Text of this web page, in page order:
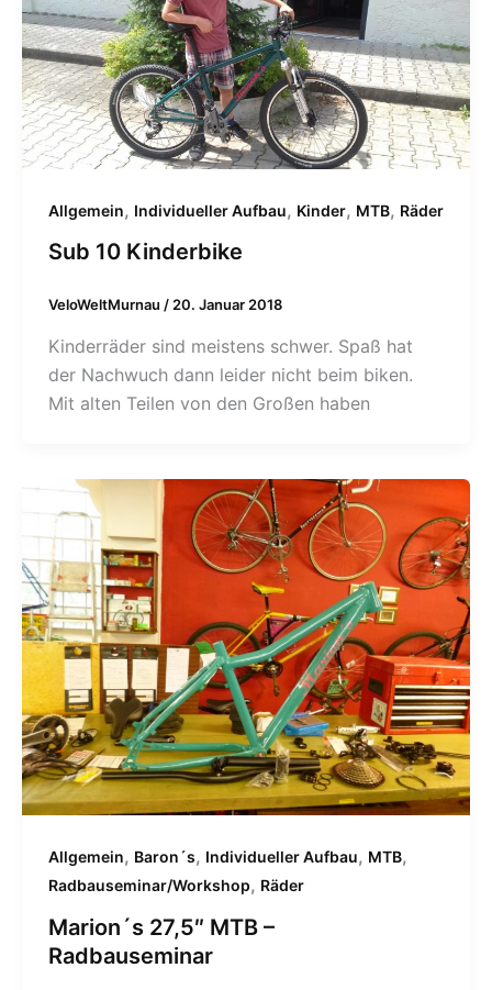
Allgemein, Individueller Aufbau, Kinder, MTB, Räder
Sub 10 Kinderbike
VeloWeltMurnau /20. Januar 2018
Kinderräder sind meistens schwer. Spaß hat
der Nachwuch dann leider nicht beim biken.
Mit alten Teilen von den Großen haben
Allgemein, Baron´s, Individueller Aufbau, MTB,
Radbauseminar/Workshop, Räder
Marion´s 27,5″ MTB –
Radbauseminar